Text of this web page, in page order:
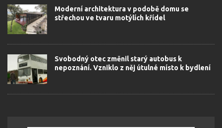
Moderní architektura v podobě domu se
střechou ve tvaru motýlích křídel
Svobodný otec změnil starý autobus k
nepoznání. Vzniklo z něj útulné místo k bydlení